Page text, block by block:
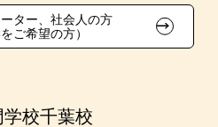
入学
入学
ター、社会人の方
ご希望の方）
校千葉校